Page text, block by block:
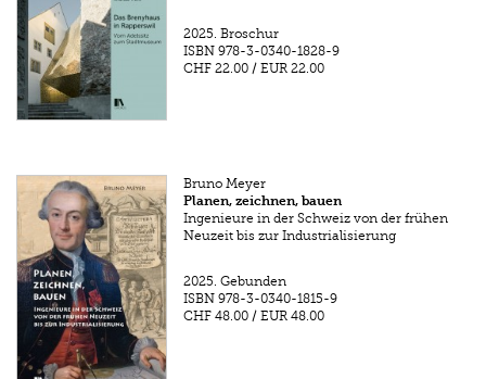
2025. Broschur
ISBN 978-3-0340-1828-9
CHF 22.00 /EUR 22.00
Bruno Meyer
Planen, zeichnen, bauen
Ingenieure in der Schweiz von der frühen
Neuzeit bis zur Industrialisierung
2025. Gebunden
ISBN 978-3-0340-1815-9
CHF 48.00 /EUR 48.00